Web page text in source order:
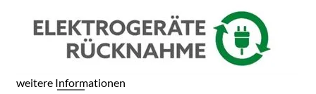
weitere Informationen